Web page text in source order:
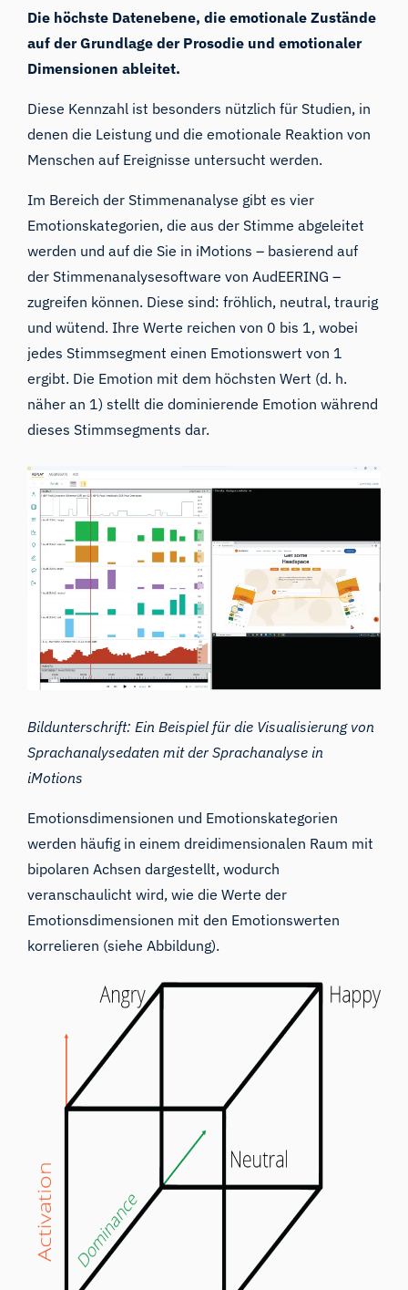
Die höchste Datenebene, die emotionale Zustände
auf der Grundlage der Prosodie und emotionaler
Dimensionen ableitet.
Diese Kennzahl ist besonders nützlich für Studien, in
denen die Leistung und die emotionale Reaktion von
Menschen auf Ereignisse untersucht werden.
Im Bereich der Stimmenanalyse gibt es vier
Emotionskategorien, die aus der Stimme abgeleitet
werden und auf die Sie in iMotions – basierend auf
der Stimmenanalysesoftware von AudEERING –
zugreifen können. Diese sind: fröhlich, neutral, traurig
und wütend. Ihre Werte reichen von 0 bis 1, wobei
jedes Stimmsegment einen Emotionswert von 1
ergibt. Die Emotion mit dem höchsten Wert (d. h.
näher an 1) stellt die dominierende Emotion während
dieses Stimmsegments dar.
Bildunterschrift: Ein Beispiel für die Visualisierung von
Sprachanalysedaten mit der Sprachanalyse in
iMotions
Emotionsdimensionen und Emotionskategorien
werden häufig in einem dreidimensionalen Raum mit
bipolaren Achsen dargestellt, wodurch
veranschaulicht wird, wie die Werte der
Emotionsdimensionen mit den Emotionswerten
korrelieren (siehe Abbildung).